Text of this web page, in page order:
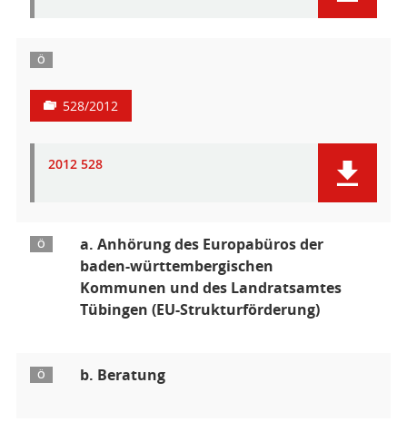
Ö
528/2012
2012 528
Ö
a. Anhörung des Europabüros der
baden-württembergischen
Kommunen und des Landratsamtes
Tübingen (EU-Strukturförderung)
Ö b. Beratung